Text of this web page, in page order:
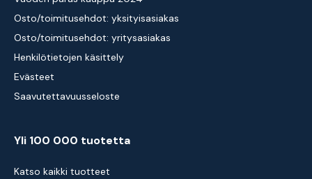
Osto/toimitusehdot: yksityisasiakas
Osto/toimitusehdot: yritysasiakas
Henkilötietojen käsittely
Evästeet
Saavutettavuusseloste
Yli 100 000 tuotetta
Katso kaikki tuotteet